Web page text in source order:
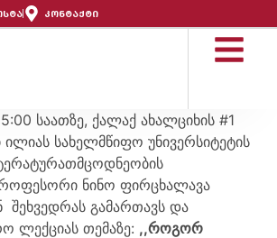
კონტაქტი
საათზე, ქალაქ ახალციხის #1
სახელმწიფო უნივერსიტეტის
ნინო ფირცხალავა
შეხვედრას გამართავს და
ლექციას თემაზე: ,,როგორ